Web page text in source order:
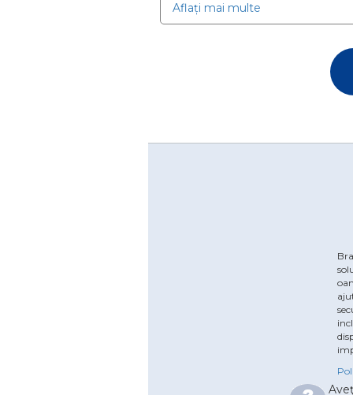
Aflați mai multe